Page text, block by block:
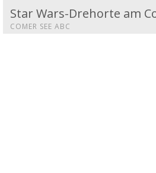
Star Wars-Drehorte am
COMER SEE ABC